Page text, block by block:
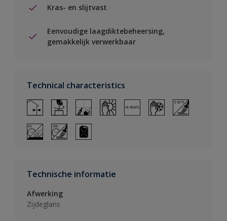
Kras- en slijtvast
Eenvoudige laagdiktebeheersing,
gemakkelijk verwerkbaar
Technical characteristics
Technische informatie
Afwerking
Zijdeglans